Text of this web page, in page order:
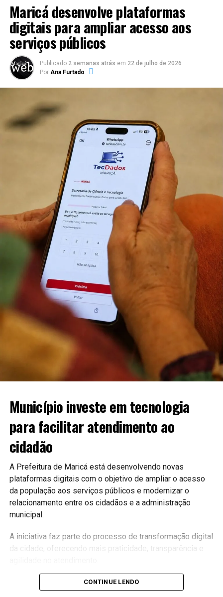
Maricá desenvolve plataformas
digitais para ampliar acesso aos
serviços públicos
Publicado 2 semanas atrás em 22 de julho de 2026
Por Ana Furtado
Município investe em tecnologia
para facilitar atendimento ao
cidadão
A Prefeitura de Maricá está desenvolvendo novas
plataformas digitais com o objetivo de ampliar o acesso
da população aos serviços públicos e modernizar o
relacionamento entre os cidadãos e a administração
municipal.
A iniciativa faz parte do processo de transformação digital
da cidade, oferecendo mais praticidade, transparência e
Serviços mais acessíveis
CONTINUE LENDO